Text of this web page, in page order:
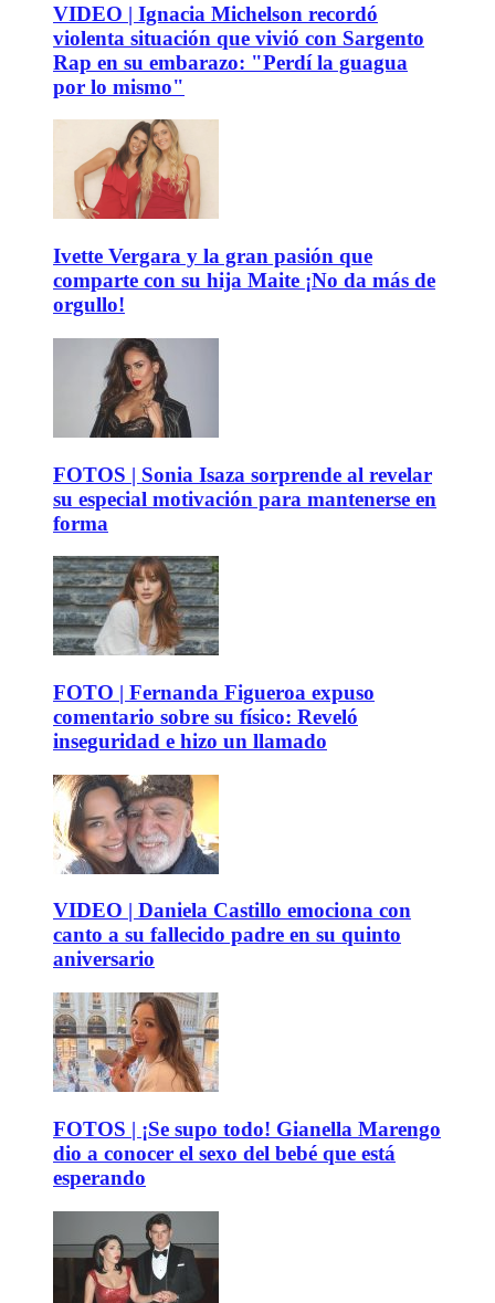
VIDEO | Ignacia Michelson recordó
violenta situación que vivió con Sargento
Rap en su embarazo: "Perdí la guagua
por lo mismo"
Ivette Vergara y la gran pasión que
comparte con su hija Maite ¡No da más de
orgullo!
FOTOS | Sonia Isaza sorprende al revelar
su especial motivación para mantenerse en
forma
FOTO | Fernanda Figueroa expuso
comentario sobre su físico: Reveló
inseguridad e hizo un llamado
VIDEO | Daniela Castillo emociona con
canto a su fallecido padre en su quinto
aniversario
FOTOS | ¡Se supo todo! Gianella Marengo
dio a conocer el sexo del bebé que está
esperando